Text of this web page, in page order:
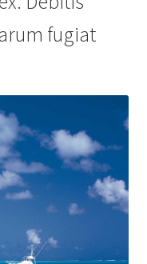
fugiat